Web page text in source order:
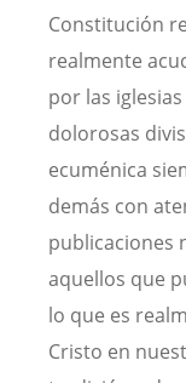
Constitución
realmente
por las
dolorosas
ecuménica
demás con
publicaciones
aquellos que
lo que es
Cristo en